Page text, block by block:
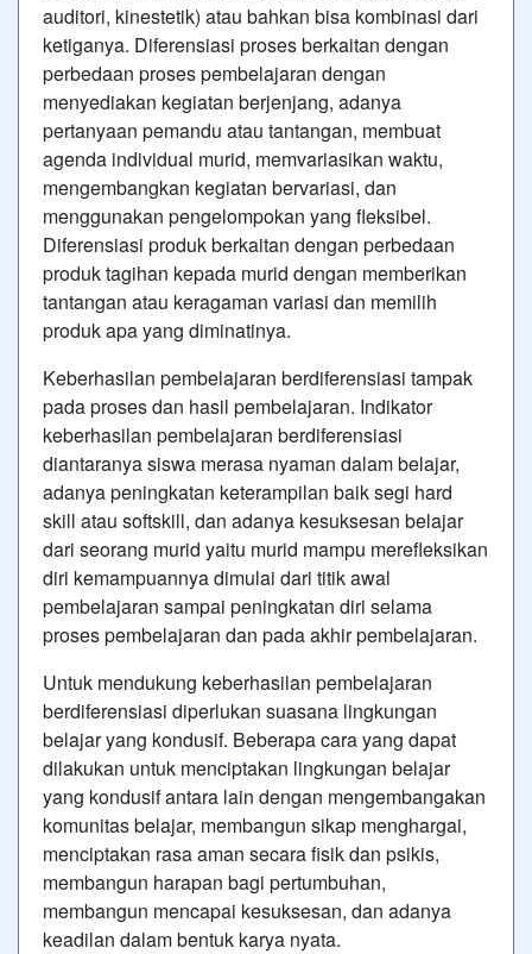
auditori, kinestetik) atau bahkan bisa kombinasi dari
ketiganya. Diferensiasi proses berkaitan dengan
perbedaan proses pembelajaran dengan
menyediakan kegiatan berjenjang, adanya
pertanyaan pemandu atau tantangan, membuat
agenda individual murid, memvariasikan waktu,
mengembangkan kegiatan bervariasi, dan
menggunakan pengelompokan yang fleksibel.
Diferensiasi produk berkaitan dengan perbedaan
produk tagihan kepada murid dengan memberikan
tantangan atau keragaman variasi dan memilih
produk apa yang diminatinya.
Keberhasilan pembelajaran berdiferensiasi tampak
pada proses dan hasil pembelajaran. Indikator
keberhasilan pembelajaran berdiferensiasi
diantaranya siswa merasa nyaman dalam belajar,
adanya peningkatan keterampilan baik segi hard
skill atau softskill, dan adanya kesuksesan belajar
dari seorang murid yaitu murid mampu merefleksikan
diri kemampuannya dimulai dari titik awal
pembelajaran sampai peningkatan diri selama
proses pembelajaran dan pada akhir pembelajaran.
Untuk mendukung keberhasilan pembelajaran
berdiferensiasi diperlukan suasana lingkungan
belajar yang kondusif. Beberapa cara yang dapat
dilakukan untuk menciptakan lingkungan belajar
yang kondusif antara lain dengan mengembangakan
komunitas belajar, membangun sikap menghargai,
menciptakan rasa aman secara fisik dan psikis,
membangun harapan bagi pertumbuhan,
membangun mencapai kesuksesan, dan adanya
keadilan dalam bentuk karya nyata.